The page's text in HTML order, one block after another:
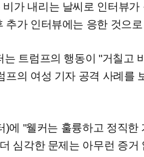
가 내리는 날씨로 인터뷰
추가 인터뷰에는 응한 것으
는 트럼프의 행동이 "거칠고
프의 여성 기자 공격 사례를
)에 "웰커는 훌륭하고 정직한
심각한 문제는 아무런 증거